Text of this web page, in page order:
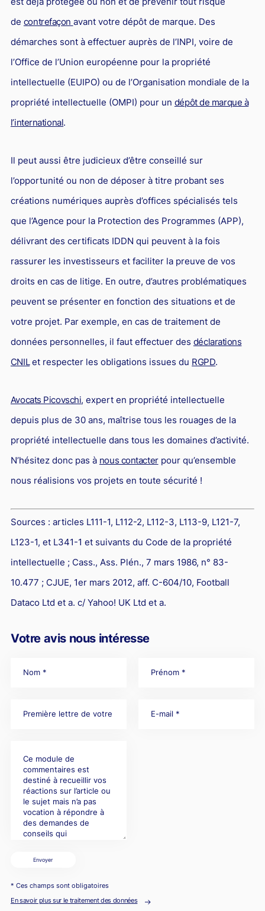
de contrefaçon avant votre dépôt de marque. Des
démarches sont à effectuer auprès de l’INPI, voire de
l’Office de l’Union européenne pour la propriété
intellectuelle (EUIPO) ou de l’Organisation mondiale de la
propriété intellectuelle (OMPI) pour un dépôt de marque à
l’international.
Il peut aussi être judicieux d’être conseillé sur
l’opportunité ou non de déposer à titre probant ses
créations numériques auprès d’offices spécialisés tels
que l’Agence pour la Protection des Programmes (APP),
délivrant des certificats IDDN qui peuvent à la fois
rassurer les investisseurs et faciliter la preuve de vos
droits en cas de litige. En outre, d’autres problématiques
peuvent se présenter en fonction des situations et de
votre projet. Par exemple, en cas de traitement de
données personnelles, il faut effectuer des déclarations
CNILet respecter les obligations issues du RGPD.
Avocats Picovschi, expert en propriété intellectuelle
depuis plus de 30 ans, maîtrise tous les rouages de la
propriété intellectuelle dans tous les domaines d’activité.
N’hésitez donc pas à nous contacterpour qu’ensemble
nous réalisions vos projets en toute sécurité !
Sources : articles L111-1, L112-2, L112-3, L113-9, L121-7,
L123-1, et L341-1 et suivants du Code de la propriété
intellectuelle ; Cass., Ass. Plén., 7 mars 1986, n° 83-
10.477 ; CJUE, 1er mars 2012, aff. C-604/10, Football
Dataco Ltd et a. c/ Yahoo! UK Ltd et a.
Votre avis nous intéresse
Envoyer
* Ces champs sont obligatoires
En savoir plus sur le traitement des données